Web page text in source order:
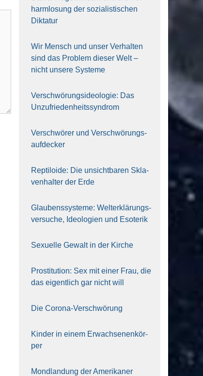
harm­lo­sung der sozia­lis­ti­schen
Dik­ta­tur
Wir Mensch und unser Ver­hal­ten
sind das Pro­blem die­ser Welt –
nicht unse­re Sys‍te‍me
Ver­schwö­rungs­ideo­lo­gie: Das
Unzufrieden­heitssyndrom
Ver­schwö­rer und Verschwörungs­
aufdecker
Rep­ti­lo­ide: Die unsicht­ba­ren Skla­
ven­hal­ter der Erde
Glau­bens­sys­te­me: Welt­erklä­rungs­
ver­su­che, Ideo­lo­gien und Eso­te­rik
Sexu­el­le Gewalt in der Kir­che
Pro­sti­tu­ti­on: Sex mit einer Frau, die
das eigent­lich gar nicht will
Die Coro­na-Ver­schwö­rung
Kin­der in einem Erwach­se­nen­kör­
per
Mond­lan­dung der Ame­ri­ka­ner